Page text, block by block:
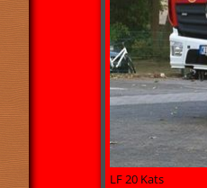
LF 20 Kats